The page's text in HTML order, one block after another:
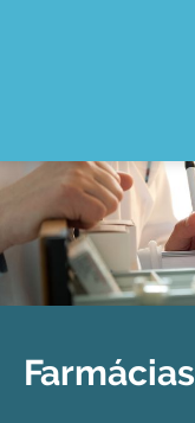
Farmácias